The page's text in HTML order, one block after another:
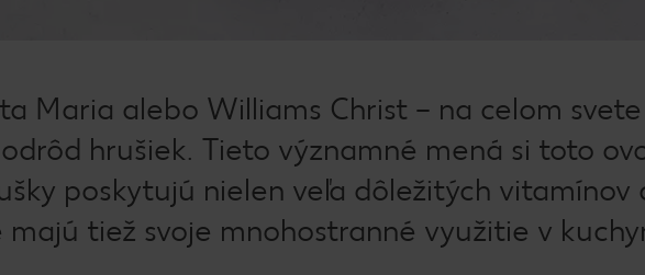
Maria alebo Williams Christ – na celom svete
hrušiek. Tieto významné mená si toto
poskytujú nielen veľa dôležitých vitamínov
tiež svoje mnohostranné využitie v